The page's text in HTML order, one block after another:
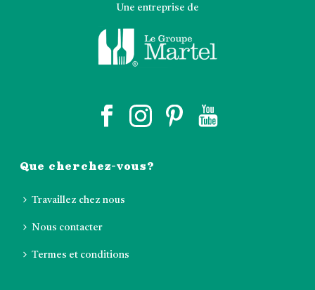
Une entreprise de
Que cherchez-vous?
Travaillez chez nous
Nous contacter
Termes et conditions